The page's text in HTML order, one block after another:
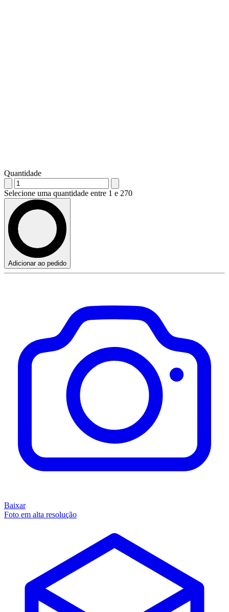
Quantidade
Selecione uma quantidade entre 1 e 270
Adicionar ao pedido
Baixar
Foto em alta resolução